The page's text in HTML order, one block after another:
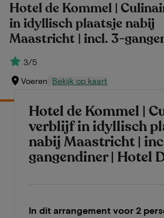
Hotel de Kommel |
in idyllisch plaatsje nabij
Maastricht | incl. 3-
3/5
Voeren Bekijk op kaart
Hotel de Kommel |
verblijf in idyllisch
nabij Maastricht |
gangendiner | Hotel
In dit arrangement voor 2